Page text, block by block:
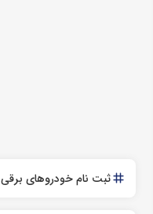
ثبت نام خودروهای برقی